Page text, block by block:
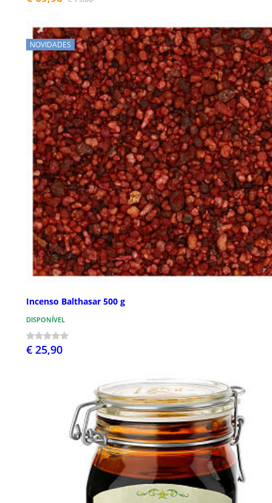
NOVIDADES
Incenso Balthasar 500 g
DISPONÍVEL
€ 25,90